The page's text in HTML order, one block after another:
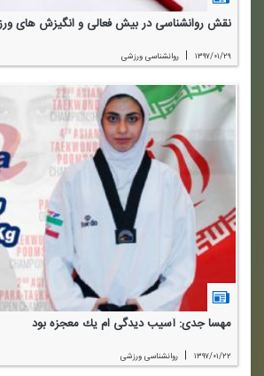
نقش روانشناسی در بیش فعالی و انگیزش های
۱۳۹۷/۰۱/۲۹ | روانشناسی ورزشی
مهسا جدی: آسیب دیدگی ام یك معجزه بود
۱۳۹۷/۰۱/۲۲ | روانشناسی ورزشی